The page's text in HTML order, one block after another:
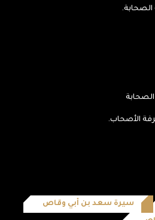
الصحابة.
الأصحاب.
سيرة سعد بن أبي وقاص